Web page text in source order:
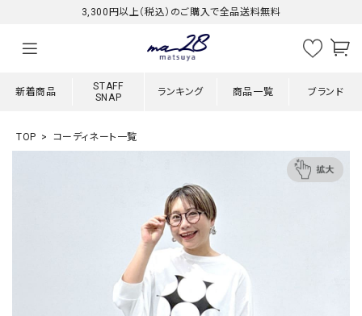
3,300円以上（税込）のご購入で全品送料無料
新着商品
STAFF
SNAP
ランキング 商品一覧 ブランド
TOP コーディネート一覧